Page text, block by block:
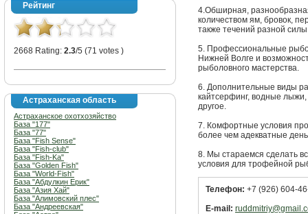
Рейтинг
2668 Rating: 2.3/5 (71 votes )
Астраханская область
Астраханское охотхозяйство
База "177"
База "77"
База "Fish Sense"
База "Fish-club"
База "Fish-Ka"
База "Golden Fish"
База "World-Fish"
База "Абдулкин Ерик"
База "Азия Хай"
База "Алимовский плес"
База "Андреевская"
4.Обширная,
количеством ям, бровок,
также течений разной
5. Профессиональные
Нижней Волге и
рыболовного мастерства.
6. Дополнительные виды
кайтсерфинг, водные
другое.
7. Комфортные условия
более чем адекватные
8. Мы стараемся сделать
условия для трофейной
Телефон: +7 (926) 604-
E-mail: